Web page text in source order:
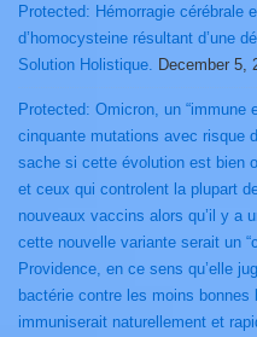
Protected: Hémorragie cérébrale
d’homocysteine résultant d’une
Solution Holistique. December 5,
Protected: Omicron, un “immune escape
cinquante mutations avec risque
sache si cette évolution est bien
et ceux qui controlent la plupart
nouveaux vaccins alors qu’il y a
cette nouvelle variante serait un
Providence, en ce sens qu’elle
bactérie contre les moins
immuniserait naturellement et